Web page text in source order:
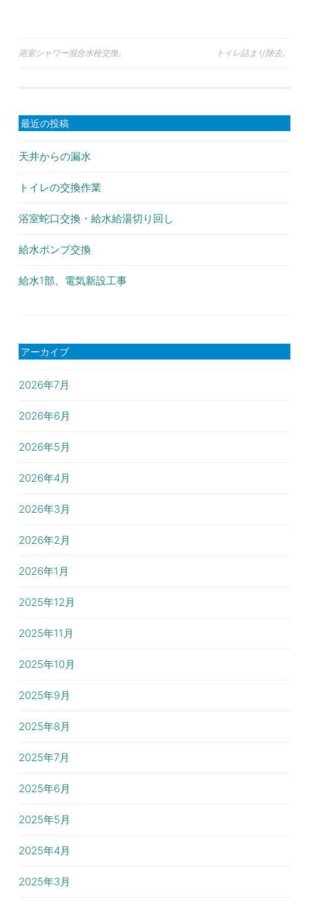
投
ビ
ゲ
ー
ン
浴室シャワー混合水栓交換。 トイレ詰まり除去。
最近の投稿
天井からの漏水
トイレの交換作業
浴室蛇口交換・給水給湯切り回し
給水ポンプ交換
給水1部、電気新設工事
アーカイブ
2026年7月
2026年6月
2026年5月
2026年4月
2026年3月
2026年2月
2026年1月
2025年12月
2025年11月
2025年10月
2025年9月
2025年8月
2025年7月
2025年6月
2025年5月
2025年4月
2025年3月